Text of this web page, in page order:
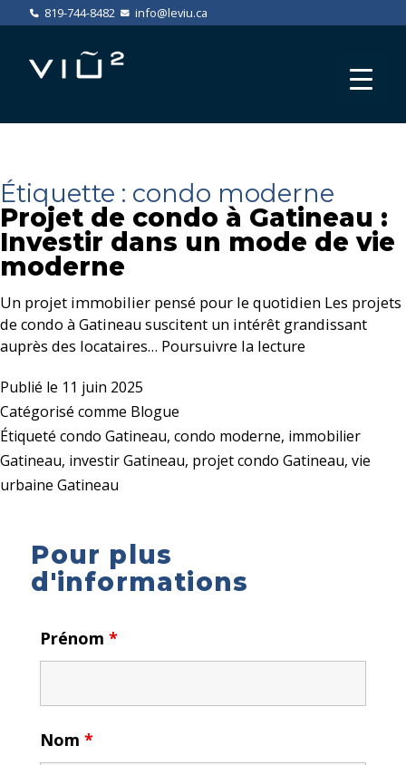
819-744-8482 info@leviu.ca
Étiquette : condo moderne
Projet de condo à Gatineau :
Investir dans un mode de vie
moderne
Un projet immobilier pensé pour le quotidien Les projets
de condo à Gatineau suscitent un intérêt grandissant
auprès des locataires… Poursuivre la lecture
Publié le 11 juin 2025
Catégorisé comme Blogue
Étiqueté condo Gatineau, condo moderne, immobilier
Gatineau, investir Gatineau, projet condo Gatineau, vie
urbaine Gatineau
Pour plus
d'informations
Prénom*
Nom*